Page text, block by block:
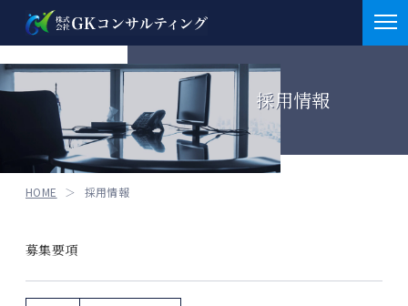
お知らせ
お知らせ
お知らせ
重要
サービス
会社概要
M&A
補助金申請支援
採用情報
HOME 採用情報
募集要項